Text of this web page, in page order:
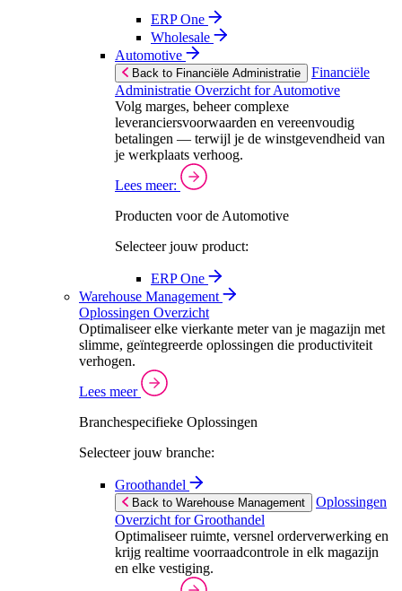
ERP One
Wholesale
Automotive
Back to Financiële Administratie
Financiële
Administratie Overzicht for Automotive
Volg marges, beheer complexe
leveranciersvoorwaarden en vereenvoudig
betalingen — terwijl je de winstgevendheid van
je werkplaats verhoog.
Lees meer:
Producten voor de Automotive
Selecteer jouw product:
ERP One
Warehouse Management
Oplossingen Overzicht
Optimaliseer elke vierkante meter van je magazijn met
slimme, geïntegreerde oplossingen die productiviteit
verhogen.
Lees meer
Branchespecifieke Oplossingen
Selecteer jouw branche:
Groothandel
Back to Warehouse Management
Oplossingen
Overzicht for Groothandel
Optimaliseer ruimte, versnel orderverwerking en
krijg realtime voorraadcontrole in elk magazijn
en elke vestiging.